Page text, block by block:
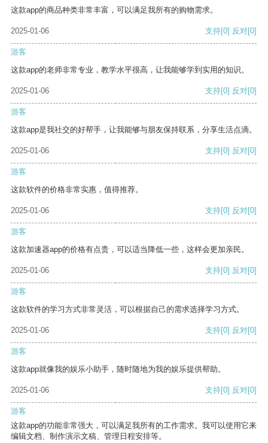
这款app的商品种类非常丰富，可以满足我所有的购物需求。
2025-01-06 支持[0] 反对[0]
游客
这款app的老师非常专业，教学水平很高，让我能够学到实用的知识。
2025-01-06 支持[0] 反对[0]
游客
这款app是我社交的好帮手，让我能够与朋友保持联系，分享生活点滴。
2025-01-06 支持[0] 反对[0]
游客
这款软件的价格非常实惠，值得推荐。
2025-01-06 支持[0] 反对[0]
游客
这款加速器app的价格有点贵，可以适当降低一些，这样会更加亲民。
2025-01-06 支持[0] 反对[0]
游客
这款软件的学习方式非常灵活，可以根据自己的需求选择学习方式。
2025-01-06 支持[0] 反对[0]
游客
这款app就像我的娱乐小助手，随时随地为我的娱乐提供帮助。
2025-01-06 支持[0] 反对[0]
游客
这款app的功能非常强大，可以满足我所有的工作需求。我可以使用它来
编辑文档、制作演示文稿、管理日程安排等。